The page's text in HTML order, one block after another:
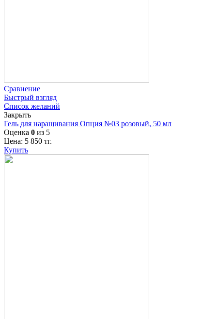
Сравнение
Быстрый взгляд
Список желаний
Закрыть
Гель для наращивания Опция №03 розовый, 50 мл
Оценка 0 из 5
Цена: 5 850 тг.
Купить